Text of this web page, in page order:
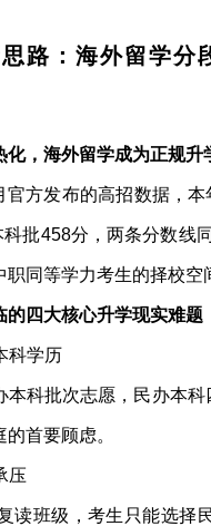
路：海外留学
，海外留学成为正规升
方发布的高招数据，
批458分，两条分数线
同等学力考生的择校空
的四大核心升学现实难题
科学历
科批次志愿，民办本
首要顾虑。
压
读班级，考生只能选